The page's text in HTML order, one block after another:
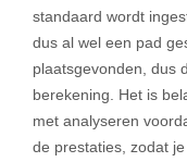
standaard wordt
dus al wel een pad
plaatsgevonden, dus
berekening. Het is
met analyseren
de prestaties, zodat